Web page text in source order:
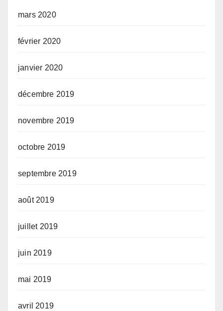
mars 2020
février 2020
janvier 2020
décembre 2019
novembre 2019
octobre 2019
septembre 2019
août 2019
juillet 2019
juin 2019
mai 2019
avril 2019